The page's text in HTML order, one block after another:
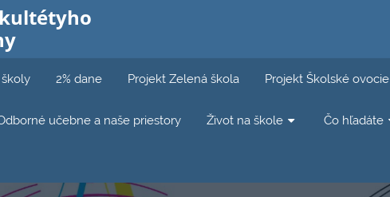
2% dane Projekt Zelená škola Projekt Školské ovocie
učebne a naše priestory Život na škole Čo hľadáte